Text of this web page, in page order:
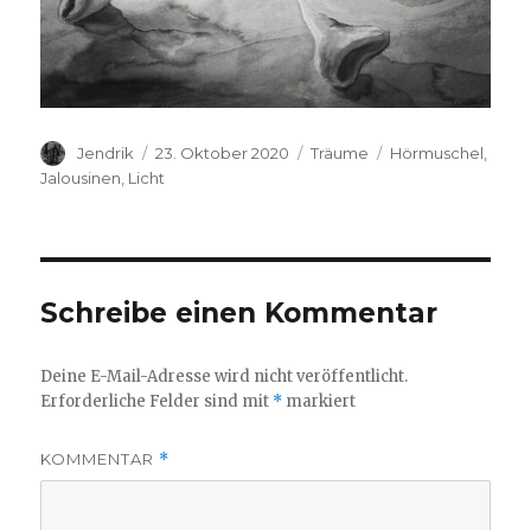
Autor
Jendrik
Veröffentlicht
am
23. Oktober 2020 Kategorien
Träume Schlagwörter
Hörmuschel,
Jalousinen, Licht
Schreibe einen Kommentar
Deine E-Mail-Adresse wird nicht veröffentlicht.
Erforderliche Felder sind mit * markiert
KOMMENTAR *